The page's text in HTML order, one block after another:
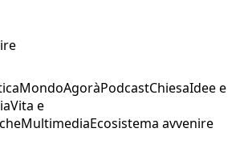
MondoAgoràPodcastChiesaIdee e
Vita e
MultimediaEcosistema avvenire